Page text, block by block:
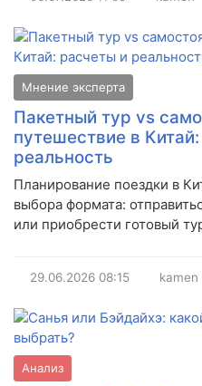
Мнение эксперта
Пакетный тур vs
путешествие в
реальность
Планирование поездки в
выбора формата:
или приобрести готовый
29.06.2026 08:15 kamen
Анализ